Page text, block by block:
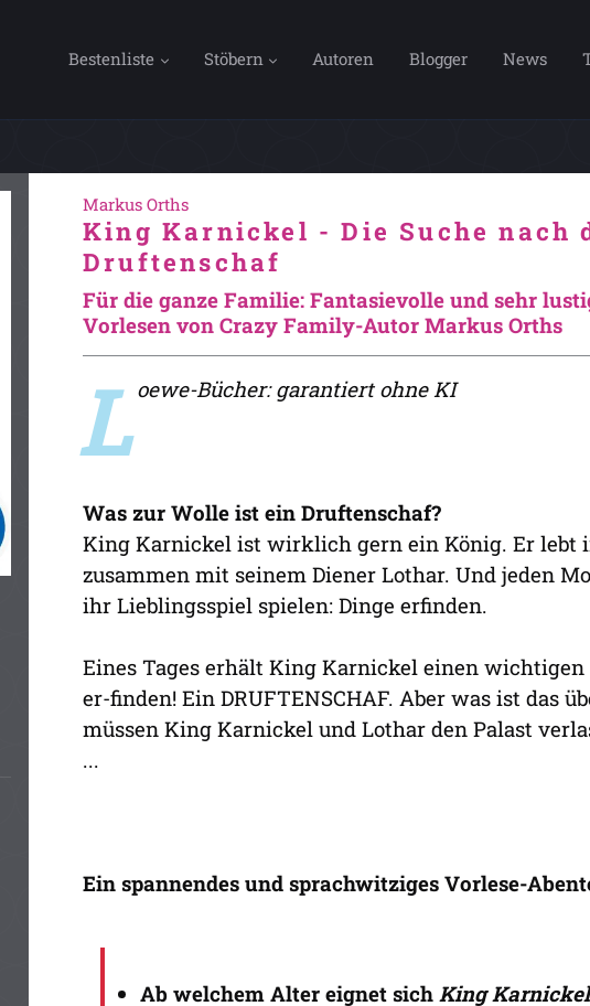
Bestenliste Stöbern Autoren Blogger News
Markus Orths
King Karnickel - Die Suche nach
Druftenschaf
Für die ganze Familie: Fantasievolle und sehr
Vorlesen von Crazy Family-Autor Markus Orths
L oewe-Bücher: garantiert ohne KI
Was zur Wolle ist ein Druftenschaf?
King Karnickel ist wirklich gern ein König. Er lebt
zusammen mit seinem Diener Lothar. Und jeden
ihr Lieblingsspiel spielen: Dinge erfinden.
Eines Tages erhält King Karnickel einen
er-finden! Ein DRUFTENSCHAF. Aber was ist das
müssen King Karnickel und Lothar den Palast
...
Ein spannendes und sprachwitziges Vorlese-
Ab welchem Alter eignet sich King Karnickel